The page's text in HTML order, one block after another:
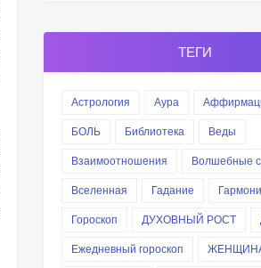
ТЕГИ
Астрология Аура
БОЛЬ
Библиотека
Веды
Взаимоотношения
Волшебные
Вселенная
Гадание
Гороскоп
ДУХОВНЫЙ РОСТ
Ежедневный гороскоп